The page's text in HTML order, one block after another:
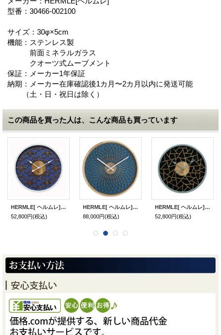
型番：30466-002100
サイズ：30φ×5cm
機能：ステンレス製
前面ミネラルガラス
クオーツ式ムーブメント
保証：メーカー1年保証
納期：メーカー在庫確認後1カ月〜2カ月以内に発送可能
（土・日・祝日は除く）
この商品を買った人は、こんな商品も買っています
HERMLE[ ヘルムレ] 掛け時計 30103-002100 2023年 新商品 正規品
52,800円(税込)
HERMLE[ ヘルムレ] 掛け時計 30101-002100 2023年 新商品 正規品
88,000円(税込)
HERMLE[ ヘルムレ] 掛け時計 30102-002100 2023年 新商品 正規品
52,800円(税込)